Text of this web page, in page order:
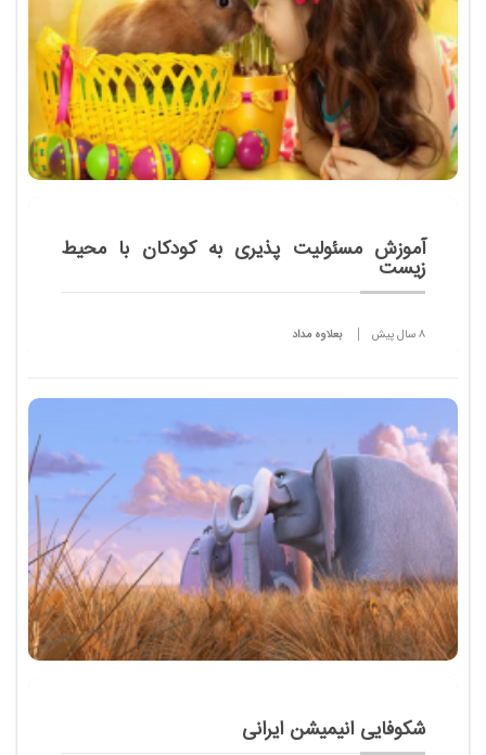
​آموزش مسئولیت پذیری به کودکان با محیط
زیست
8 سال پیش بعلاوه مداد
خرگوش گرفتم. البته بستگان و همسرم آن قدر تحت
فشارم گذاشتند که در نهایت رفتم و خرگوش را به
بوستانی که محلی...
شکوفایی انیمیشن ایرانی